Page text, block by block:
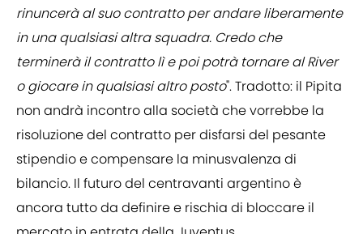
rinuncerà al suo contratto per andare liberamente
in una qualsiasi altra squadra. Credo che
terminerà il contratto lì e poi potrà tornare al River
o giocare in qualsiasi altro posto". Tradotto: il Pipita
non andrà incontro alla società che vorrebbe la
risoluzione del contratto per disfarsi del pesante
stipendio e compensare la minusvalenza di
bilancio. Il futuro del centravanti argentino è
ancora tutto da definire e rischia di bloccare il